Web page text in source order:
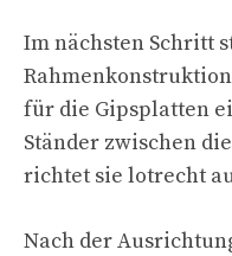
Im nächsten Schritt
für die Gipsplatten
Ständer zwischen
richtet sie lotrecht
Nach der